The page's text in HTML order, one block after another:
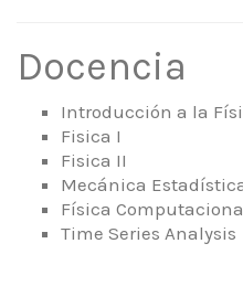
Docencia
Introducción a la
Fisica I
Fisica II
Mecánica
Física
Time Series Analysis